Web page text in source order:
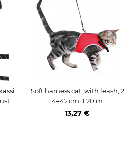
Soft harness cat, with leash, 2
4–42 cm, 1.20 m
13,27 €